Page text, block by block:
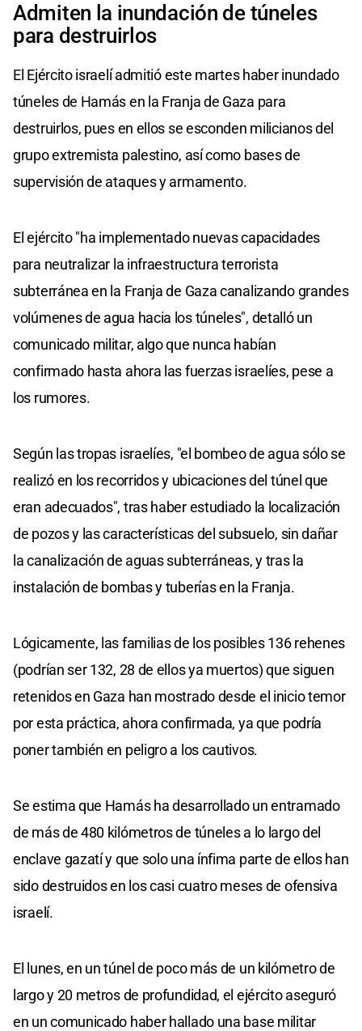
Admiten la inundación de túneles
para destruirlos
El Ejército israelí admitió este martes haber inundado
túneles de Hamás en la Franja de Gaza para
destruirlos, pues en ellos se esconden milicianos del
grupo extremista palestino, así como bases de
supervisión de ataques y armamento.
El ejército "ha implementado nuevas capacidades
para neutralizar la infraestructura terrorista
subterránea en la Franja de Gaza canalizando grandes
volúmenes de agua hacia los túneles", detalló un
comunicado militar, algo que nunca habían
confirmado hasta ahora las fuerzas israelíes, pese a
los rumores.
Según las tropas israelíes, "el bombeo de agua sólo se
realizó en los recorridos y ubicaciones del túnel que
eran adecuados", tras haber estudiado la localización
de pozos y las características del subsuelo, sin dañar
la canalización de aguas subterráneas, y tras la
instalación de bombas y tuberías en la Franja.
Lógicamente, las familias de los posibles 136 rehenes
(podrían ser 132, 28 de ellos ya muertos) que siguen
retenidos en Gaza han mostrado desde el inicio temor
por esta práctica, ahora confirmada, ya que podría
poner también en peligro a los cautivos.
Se estima que Hamás ha desarrollado un entramado
de más de 480 kilómetros de túneles a lo largo del
enclave gazatí y que solo una ínfima parte de ellos han
sido destruidos en los casi cuatro meses de ofensiva
israelí.
El lunes, en un túnel de poco más de un kilómetro de
largo y 20 metros de profundidad, el ejército aseguró
en un comunicado haber hallado una base militar